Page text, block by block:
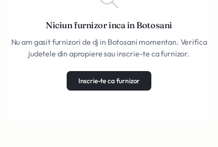
Niciun furnizor inca in Botosani
Nu am gasit furnizori de dj in Botosani momentan. Verifica
judetele din apropiere sau inscrie-te ca furnizor.
Inscrie-te ca furnizor